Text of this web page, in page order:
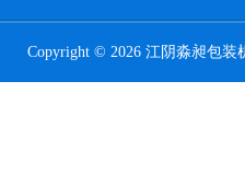
Copyright © 2026 江阴淼昶包装